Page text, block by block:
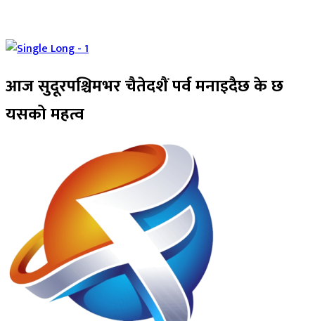
आज सुदूरपश्चिमभर चैतेदशैं पर्व मनाइदैछ के छ
यसको महत्व